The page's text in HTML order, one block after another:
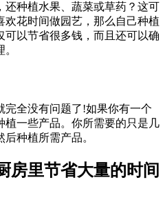
还种植水果、蔬菜或草药？这可
欢花时间做园艺，那么自己种植
以节省很多钱，而且还可以确
完全没有问题了!如果你有一个
植一些产品。你所需要的只是几
种植所需产品。
房里节省大量的时间